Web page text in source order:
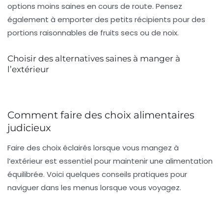
options moins saines en cours de route. Pensez
également à emporter des petits récipients pour des
portions raisonnables de fruits secs ou de noix.
Choisir des alternatives saines à manger à
l’extérieur
Comment faire des choix alimentaires
judicieux
Faire des choix éclairés lorsque vous mangez à
l’extérieur est essentiel pour maintenir une alimentation
équilibrée. Voici quelques conseils pratiques pour
naviguer dans les menus lorsque vous voyagez.